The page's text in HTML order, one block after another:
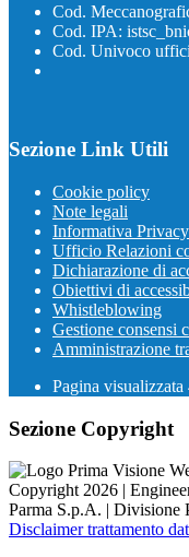
Cod.
Cod. IPA:
Cod. Univoco
Sezione Link Utili
Cookie policy
Note legali
Informativa Privacy
Ufficio Relazioni
Dichiarazione di
Obiettivi di
Whistleblowing
Gestione consensi
Amministrazione
Pagina visualizzata
Sezione Copyright
Copyright 2026 |
Parma S.p.A. | Divisione
Disclaimer trattamento